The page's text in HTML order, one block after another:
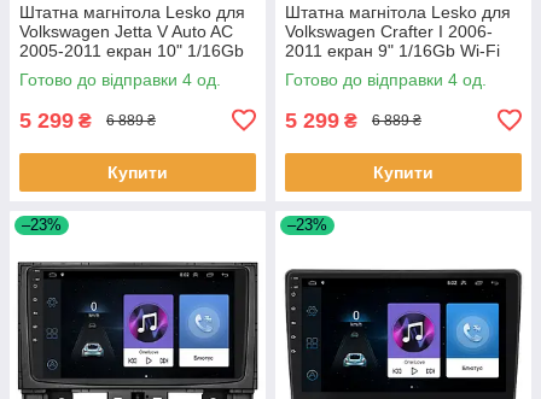
Штатна магнітола Lesko для
Volkswagen Jetta V Auto AC
2005-2011 екран 10" 1/16Gb
Wi-Fi GPS Base 4 шт.
Готово до відправки 4 од.
5 299 ₴ 6 889 ₴
Купити
Штатна магнітола Lesko для
Volkswagen Crafter I 2006-
2011 екран 9" 1/16Gb Wi-Fi
GPS Base 4 шт.
Готово до відправки 4 од.
5 299 ₴ 6 889 ₴
Купити
–23% –23%